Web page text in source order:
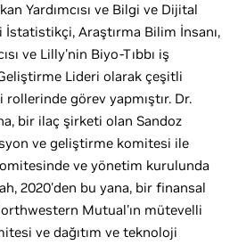
Yardımcısı ve Bilgi ve Dijital
İstatistikçi, Araştırma Bilim İnsanı,
ve Lilly'nin Biyo-Tıbbı iş
Lideri olarak çeşitli
görev yapmıştır. Dr.
bir ilaç şirketi olan Sandoz
ve geliştirme komitesi ile
ve yönetim kurulunda
2020'den bu yana, bir finansal
Mutual'ın mütevelli
ve dağıtım ve teknoloji